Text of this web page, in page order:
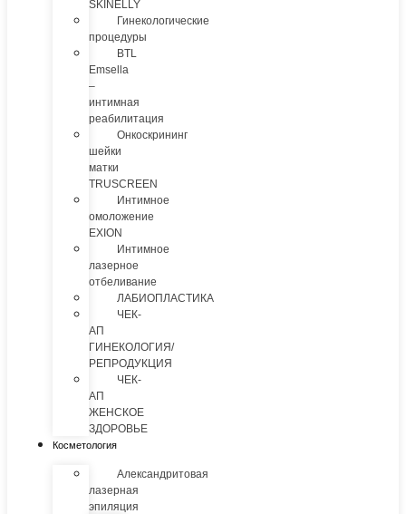
SKINELLY
Гинекологические
процедуры
BTL
Emsella
–
интимная
реабилитация
Онкоскрининг
шейки
матки
TRUSCREEN
Интимное
омоложение
EXION
Интимное
лазерное
отбеливание
ЛАБИОПЛАСТИКА
ЧЕК-
АП
ГИНЕКОЛОГИЯ/
РЕПРОДУКЦИЯ
ЧЕК-
АП
ЖЕНСКОЕ
ЗДОРОВЬЕ
Косметология
Александритовая
лазерная
эпиляция